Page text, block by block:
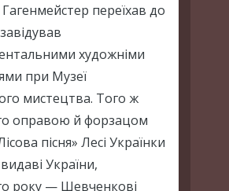
переїхав до
художніми
при Музеї
мистецтва. Того ж
оправою й форзацом
пісня» Лесі Українки
України,
року — Шевченкові